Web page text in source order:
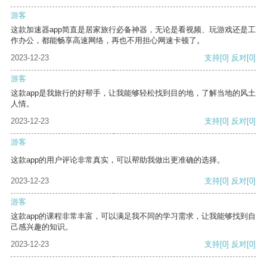
游客
这款加速器app简直是居家旅行必备神器，无论是看视频、玩游戏还是工
作办公，都能畅享高速网络，再也不用担心网速卡顿了。
2023-12-23
支持[0] 反对[0]
游客
这款app是我旅行的好帮手，让我能够轻松找到目的地，了解当地的风土
人情。
2023-12-23
支持[0] 反对[0]
游客
这款app的用户评论非常真实，可以帮助我做出更准确的选择。
2023-12-23 支持[0] 反对[0]
游客
这款app的课程非常丰富，可以满足我不同的学习需求，让我能够找到自
己感兴趣的知识。
2023-12-23
支持[0] 反对[0]